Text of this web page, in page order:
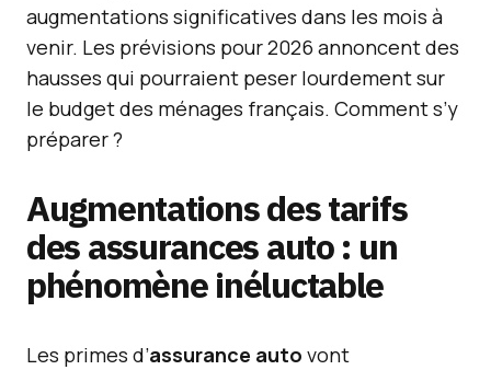
augmentations significatives dans les mois à
venir. Les prévisions pour 2026 annoncent des
hausses qui pourraient peser lourdement sur
le budget des ménages français. Comment s’y
préparer ?
Augmentations des tarifs
des assurances auto : un
phénomène inéluctable
Les primes d’assurance auto vont